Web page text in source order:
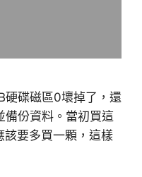
硬碟磁區0壞掉了，還
份資料。當初買這
要多買一顆，這樣